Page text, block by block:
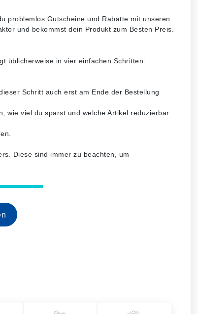
problemlos Gutscheine und Rabatte mit unseren
und bekommst dein Produkt zum Besten Preis.
üblicherweise in vier einfachen Schritten:
Schritt auch erst am Ende der Bestellung
wie viel du sparst und welche Artikel reduzierbar
Diese sind immer zu beachten, um